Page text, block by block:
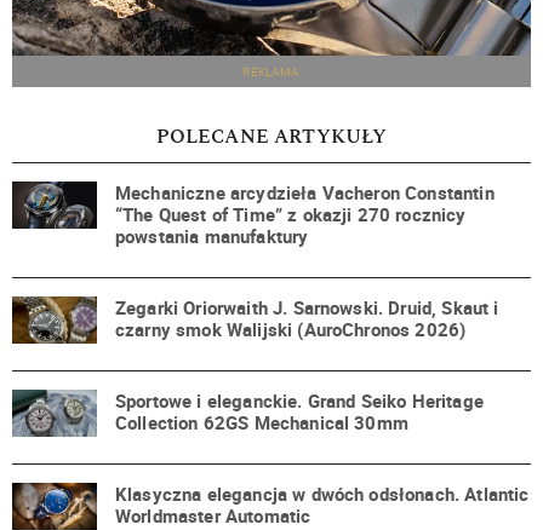
REKLAMA
POLECANE ARTYKUŁY
Mechaniczne arcydzieła Vacheron Constantin
“The Quest of Time” z okazji 270 rocznicy
powstania manufaktury
Zegarki Oriorwaith J. Sarnowski. Druid, Skaut i
czarny smok Walijski (AuroChronos 2026)
Sportowe i eleganckie. Grand Seiko Heritage
Collection 62GS Mechanical 30mm
Klasyczna elegancja w dwóch odsłonach. Atlantic
Worldmaster Automatic